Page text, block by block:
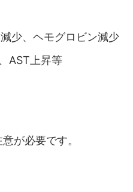
少、ヘモグロビン減少
AST上昇等
が必要です。